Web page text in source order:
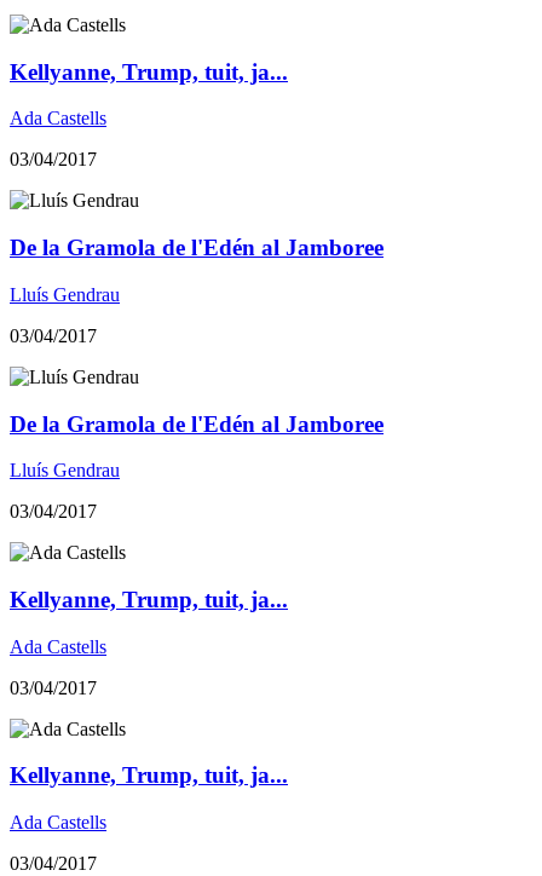
Kellyanne, Trump, tuit, ja...
Ada Castells
03/04/2017
​De la Gramola de l'Edén al Jamboree
Lluís Gendrau
03/04/2017
​De la Gramola de l'Edén al Jamboree
Lluís Gendrau
03/04/2017
Kellyanne, Trump, tuit, ja...
Ada Castells
03/04/2017
Kellyanne, Trump, tuit, ja...
Ada Castells
03/04/2017